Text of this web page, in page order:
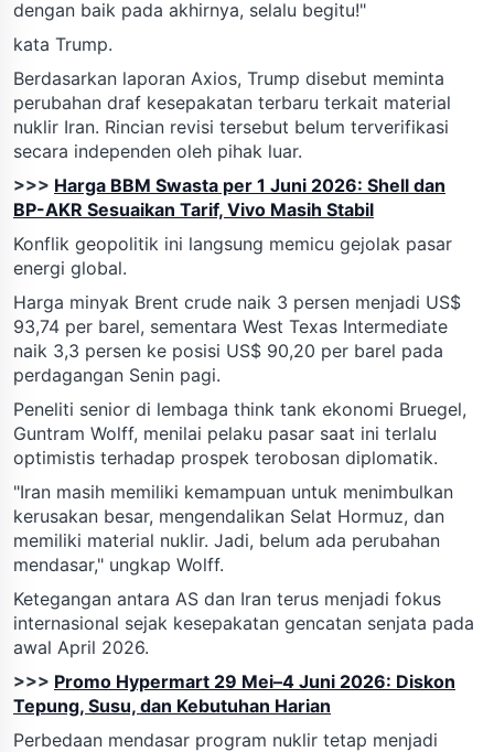
dengan baik pada akhirnya, selalu begitu!"
kata Trump.
Berdasarkan laporan Axios, Trump disebut meminta
perubahan draf kesepakatan terbaru terkait material
nuklir Iran. Rincian revisi tersebut belum terverifikasi
secara independen oleh pihak luar.
>>> Harga BBM Swasta per 1 Juni 2026: Shell dan
BP-AKR Sesuaikan Tarif, Vivo Masih Stabil
Konflik geopolitik ini langsung memicu gejolak pasar
energi global.
Harga minyak Brent crude naik 3 persen menjadi US$
93,74 per barel, sementara West Texas Intermediate
naik 3,3 persen ke posisi US$ 90,20 per barel pada
perdagangan Senin pagi.
Peneliti senior di lembaga think tank ekonomi Bruegel,
Guntram Wolff, menilai pelaku pasar saat ini terlalu
optimistis terhadap prospek terobosan diplomatik.
"Iran masih memiliki kemampuan untuk menimbulkan
kerusakan besar, mengendalikan Selat Hormuz, dan
memiliki material nuklir. Jadi, belum ada perubahan
mendasar," ungkap Wolff.
Ketegangan antara AS dan Iran terus menjadi fokus
internasional sejak kesepakatan gencatan senjata pada
awal April 2026.
>>> Promo Hypermart 29 Mei–4 Juni 2026: Diskon
Tepung, Susu, dan Kebutuhan Harian
Perbedaan mendasar program nuklir tetap menjadi